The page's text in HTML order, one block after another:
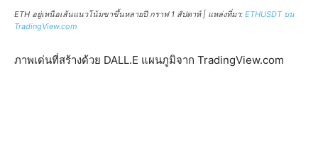
ETH อยู่เหนือเส้นแนวโน้มขาขึ้นหลายปี กราฟ 1 สัปดาห์ | แหล่งที่มา: ETHUSDT บน
TradingView.com
ภาพเด่นที่สร้างด้วย DALL.E แผนภูมิจาก TradingView.com